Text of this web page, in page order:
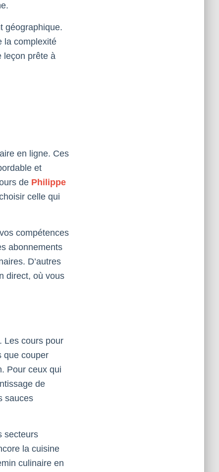
géographique.
la complexité
leçon prête à
en ligne. Ces
et
de Philippe
celle qui
compétences
abonnements
D’autres
direct, où vous
Les cours pour
que couper
Pour ceux qui
de
sauces
secteurs
la cuisine
culinaire en